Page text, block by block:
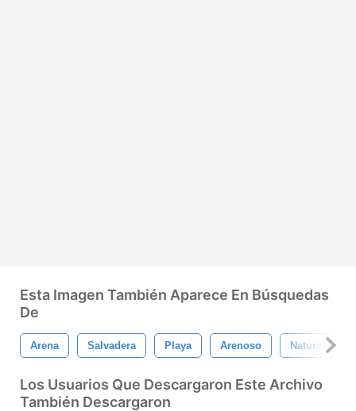
Esta Imagen También Aparece En Búsquedas
De
Arena Salvadera Playa Arenoso Naturaleza
Los Usuarios Que Descargaron Este Archivo
También Descargaron